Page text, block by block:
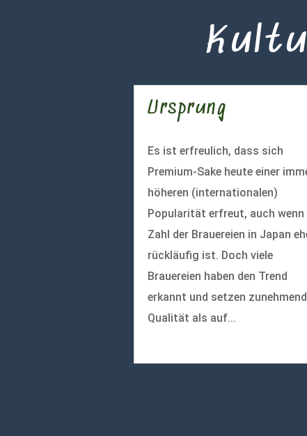
Ursprung
Es ist erfreulich, dass sich
Premium-Sake heute einer
höheren (internationalen)
Popularität erfreut, auch wenn
Zahl der Brauereien in Japan
rückläufig ist. Doch viele
Brauereien haben den Trend
erkannt und setzen
Qualität als auf...